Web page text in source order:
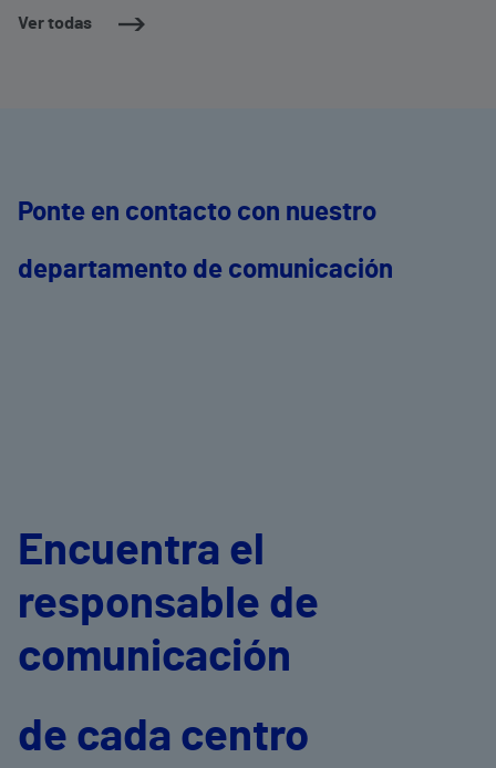
Ver todas
Ponte en contacto con nuestro
departamento de comunicación
Encuentra el
responsable de
comunicación
de cada centro